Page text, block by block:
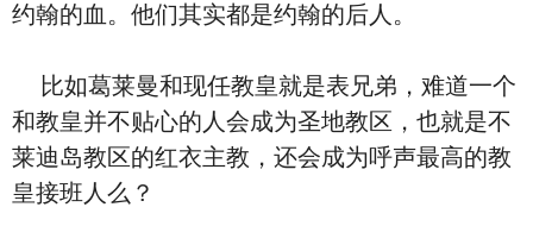
约翰的血。他们其实都是约翰的后人。
比如葛莱曼和现任教皇就是表兄弟，难道一个
和教皇并不贴心的人会成为圣地教区，也就是不
莱迪岛教区的红衣主教，还会成为呼声最高的教
皇接班人么？